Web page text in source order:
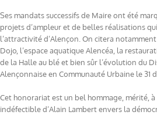
Ses mandats successifs de Maire ont été
projets d’ampleur et de belles réalisations
l’attractivité d’Alençon. On citera
Dojo, l’espace aquatique Alencéa, la
de la Halle au blé et bien sûr l’évolution du
Alençonnaise en Communauté Urbaine le 31
Cet honorariat est un bel hommage, mérité,
indéfectible d’Alain Lambert envers la